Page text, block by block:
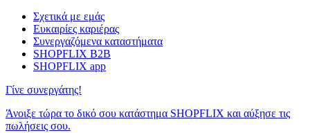
Σχετικά με εμάς
Ευκαιρίες καριέρας
Συνεργαζόμενα καταστήματα
SHOPFLIX B2B
SHOPFLIX app
Γίνε συνεργάτης!
Άνοιξε τώρα το δικό σου κατάστημα SHOPFLIX και αύξησε τις
πωλήσεις σου.